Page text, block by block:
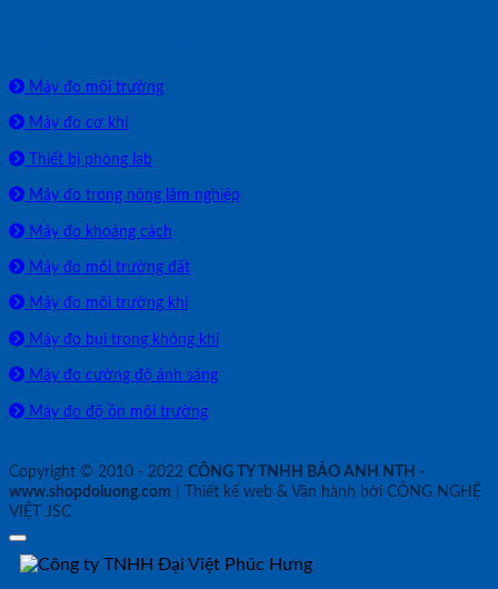
Máy đo môi trường
Máy đo cơ khí
Thiết bị phòng lab
Máy đo trong nông lâm nghiệp
Máy đo khoảng cách
Máy đo môi trường đất
Máy đo môi trường khí
Máy đo bụi trong không khí
Máy đo cường độ ánh sáng
Máy đo độ ồn môi trường
Copyright © 2010 - 2022 CÔNG TY TNHH BẢO ANH NTH -
www.shopdoluong.com | Thiết kế web & Vận hành bởi CÔNG NGHỆ
VIỆT JSC